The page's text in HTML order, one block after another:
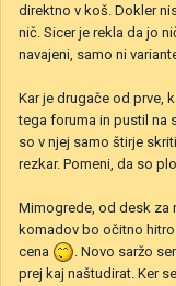
direktno v koš. Dokler
nič. Sicer je rekla da jo
navajeni, samo ni
Kar je drugače od prve,
tega foruma in pustil na
so v njej samo štirje
rezkar. Pomeni, da so
Mimogrede, od desk za
komadov bo očitno
cena
. Novo saržo
prej kaj naštudirat. Ker